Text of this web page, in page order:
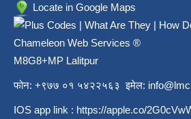
Locate in Google Maps
M8G8+MP Lalitpur
फोन: +९७७ ०१ ५४२२५६३ इमेल:
IOS app link : https://apple.co/